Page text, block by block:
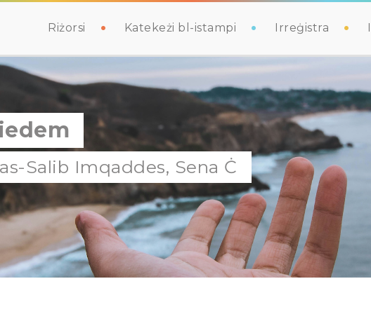
Riżorsi Katekeżi bl-istampi Irreġistra
Salib Imqaddes, Sena Ċ